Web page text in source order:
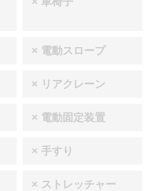
× 電動スロープ
× リアクレーン
× 電動固定装置
× 手すり
× ストレッチャー